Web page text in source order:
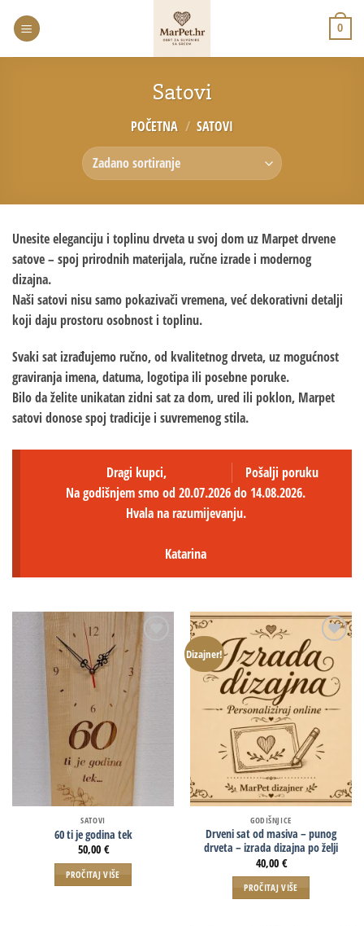
0
Satovi
POČETNA / SATOVI
Unesite eleganciju i toplinu drveta u svoj dom uz Marpet drvene
satove – spoj prirodnih materijala, ručne izrade i modernog
dizajna.
Naši satovi nisu samo pokazivači vremena, već dekorativni detalji
koji daju prostoru osobnost i toplinu.
Svaki sat izrađujemo ručno, od kvalitetnog drveta, uz mogućnost
graviranja imena, datuma, logotipa ili posebne poruke.
Bilo da želite unikatan zidni sat za dom, ured ili poklon, Marpet
satovi donose spoj tradicije i suvremenog stila.
Pošalji poruku
Dragi kupci,
Na godišnjem smo od 20.07.2026 do 14.08.2026.
Hvala na razumijevanju.
Katarina
SATOVI
60 ti je godina tek
50,00 €
PROČITAJ VIŠE
Dizajner!
GODIŠNJICE
Drveni sat od masiva – punog
drveta – izrada dizajna po želji
40,00 €
PROČITAJ VIŠE